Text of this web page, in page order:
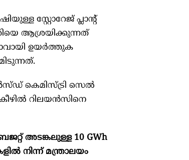
സ്റ്റോറേജ് പ്ലാന്റ്
ആശ്രയിക്കുന്നത്
ഉയര്‍ത്തുക
കെമിസ്ട്രി സെല്‍
റിലയന്‍സിനെ
അടങ്കലുള്ള 10 GWh
നിന്ന് മന്ത്രാലയം